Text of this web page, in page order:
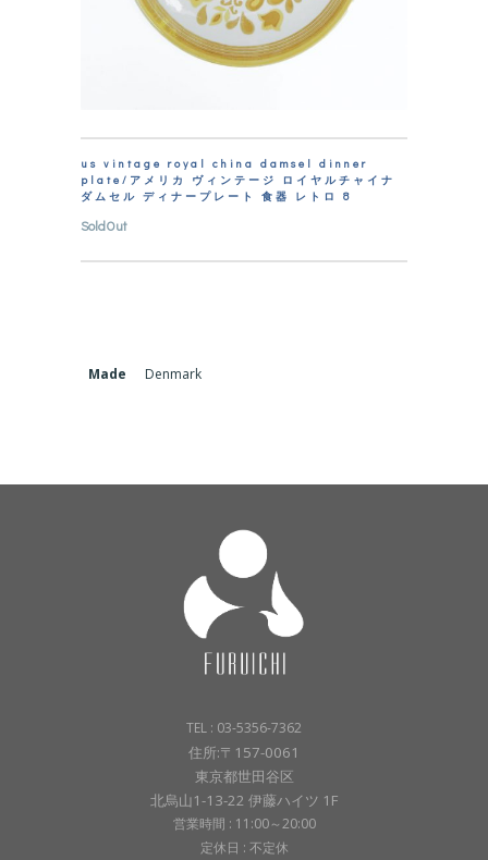
us vintage royal china damsel dinner
plate/アメリカ ヴィンテージ ロイヤルチャイナ
ダムセル ディナープレート 食器 レトロ 8
SoldOut
Made Denmark
TEL : 03-5356-7362
住所:〒157-0061
東京都世田谷区
北烏山1-13-22 伊藤ハイツ 1F
営業時間 : 11:00～20:00
定休日 : 不定休